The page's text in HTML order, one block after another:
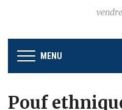
MENU
Pouf